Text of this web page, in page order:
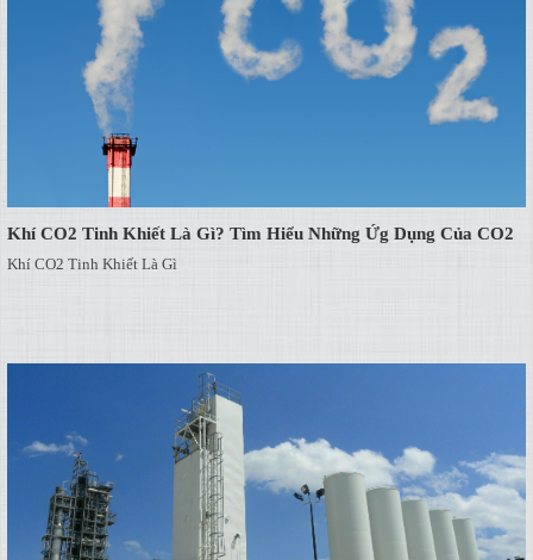
Khí CO2 Tinh Khiết Là Gì? Tìm Hiểu Những Ứg Dụng Của CO2
Khí CO2 Tinh Khiết Là Gì